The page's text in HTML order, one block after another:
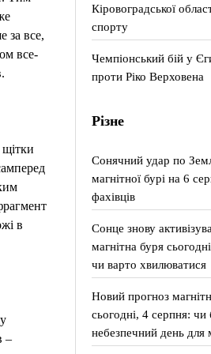
за все,
все-
щітки
в
–
Кіровоградської
спорту
Чемпіонський бій у
проти Ріко Верховена
Різне
Сонячний удар по
магнітної бурі на 6
фахівців
Сонце знову
магнітна буря
чи варто хвилюватися
Новий прогноз
сьогодні, 4 серпня: чи
небезпечний день для